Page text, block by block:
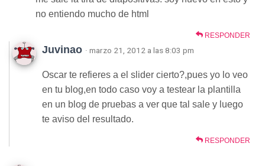
no entiendo mucho de html
RESPONDER
Juvinao · marzo 21, 2012 a las 8:03 pm
Oscar te refieres a el slider cierto?,pues yo lo veo
en tu blog,en todo caso voy a testear la plantilla
en un blog de pruebas a ver que tal sale y luego
te aviso del resultado.
RESPONDER